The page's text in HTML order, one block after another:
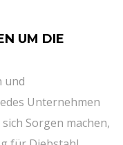
UM DIE
und
Unternehmen
Sorgen machen,